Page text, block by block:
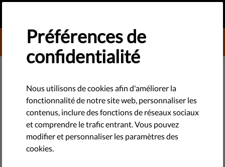
DONATE TO LIBERTIES
TECHNOLOGIES ET DROITS
Pour une société numérique
démocratique, équitable et
innovatrice, l'UE doit protéger les
droits des usagers
Préférences de
confidentialité
Nous utilisons de cookies afin d'améliorer la
fonctionnalité de notre site web, personnaliser les
contenus, inclure des fonctions de réseaux sociaux
et comprendre le trafic entrant. Vous pouvez
modifier et personnaliser les paramètres des
cookies.